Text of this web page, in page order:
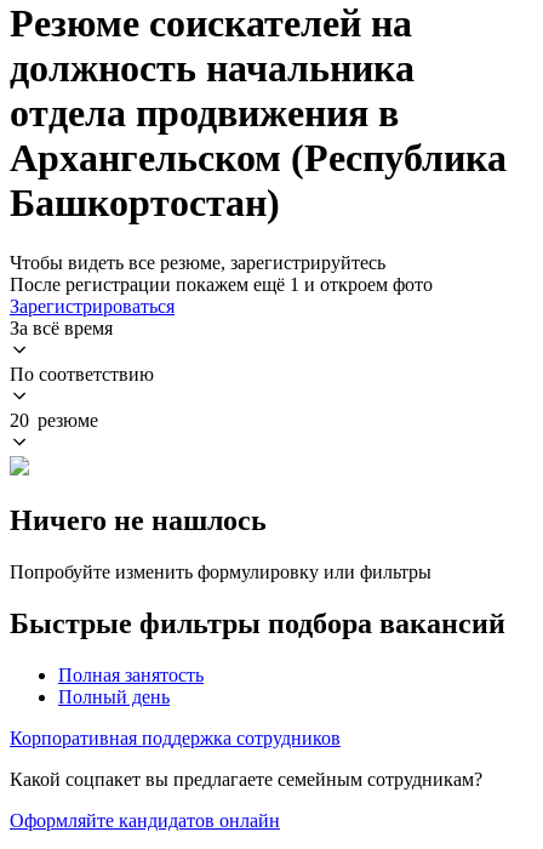
Резюме соискателей на
должность начальника
отдела продвижения в
Архангельском (Республика
Башкортостан)
Чтобы видеть все резюме, зарегистрируйтесь
После регистрации покажем ещё 1 и откроем фото
Зарегистрироваться
За всё время
По соответствию
20 резюме
Ничего не нашлось
Попробуйте изменить формулировку или фильтры
Быстрые фильтры подбора вакансий
Полная занятость
Полный день
Корпоративная поддержка сотрудников
Какой соцпакет вы предлагаете семейным сотрудникам?
Оформляйте кандидатов онлайн